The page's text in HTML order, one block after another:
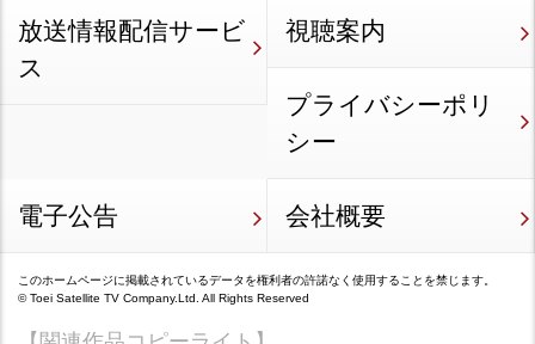
放送情報配信サービ
ス
視聴案内
プライバシーポリ
シー
電子公告 会社概要
このホームページに掲載されているデータを権利者の許諾なく使用することを禁じます。
©Toei Satellite TV Company.Ltd. All Rights Reserved